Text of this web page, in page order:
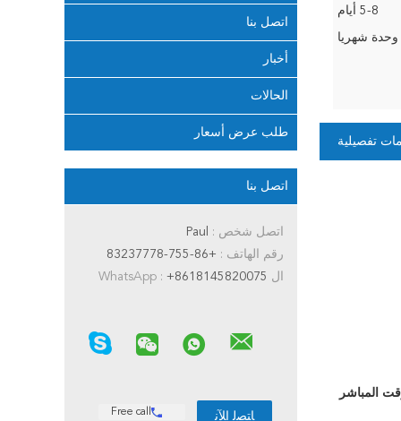
اتصل بنا
أخبار
الحالات
طلب عرض أسعار
اتصل بنا
اتصل شخص :
رقم الهاتف : +86-755-83237778
ال WhatsApp : +8618145820075
Free call
5-8 أيام
تفصيلية